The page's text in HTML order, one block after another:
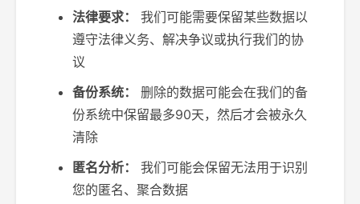
法律要求：
我们可能需要保留某些数据以
遵守法律义务、解决争议或执行我们的协
议
备份系统：
删除的数据可能会在我们的备
份系统中保留最多90天，然后才会被永久
清除
匿名分析：
我们可能会保留无法用于识别
您的匿名、聚合数据